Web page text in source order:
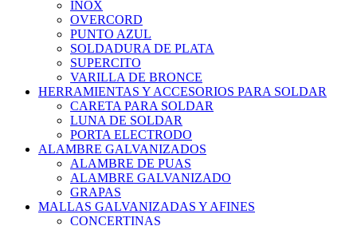
INOX
OVERCORD
PUNTO AZUL
SOLDADURA DE PLATA
SUPERCITO
VARILLA DE BRONCE
HERRAMIENTAS Y ACCESORIOS PARA SOLDAR
CARETA PARA SOLDAR
LUNA DE SOLDAR
PORTA ELECTRODO
ALAMBRE GALVANIZADOS
ALAMBRE DE PUAS
ALAMBRE GALVANIZADO
GRAPAS
MALLAS GALVANIZADAS Y AFINES
CONCERTINAS